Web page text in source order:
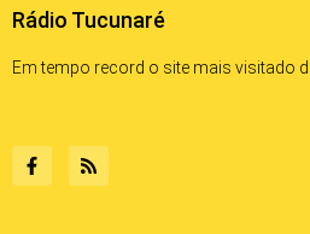
Rádio Tucunaré
Em tempo record o site mais visitado